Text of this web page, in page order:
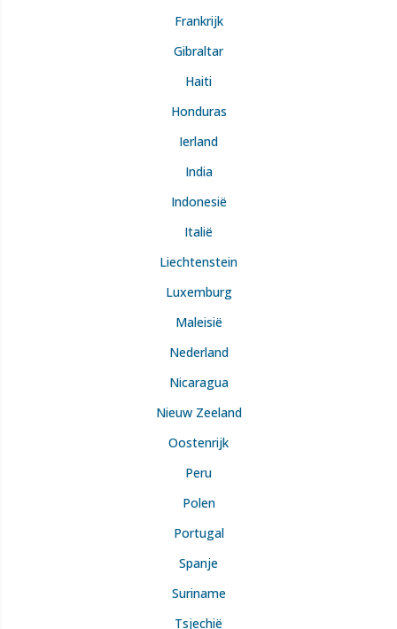
Frankrijk
Gibraltar
Haiti
Honduras
Ierland
India
Indonesië
Italië
Liechtenstein
Luxemburg
Maleisië
Nederland
Nicaragua
Nieuw Zeeland
Oostenrijk
Peru
Polen
Portugal
Spanje
Suriname
Tsjechië